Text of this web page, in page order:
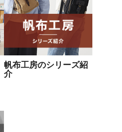
帆布工房のシリーズ紹
介